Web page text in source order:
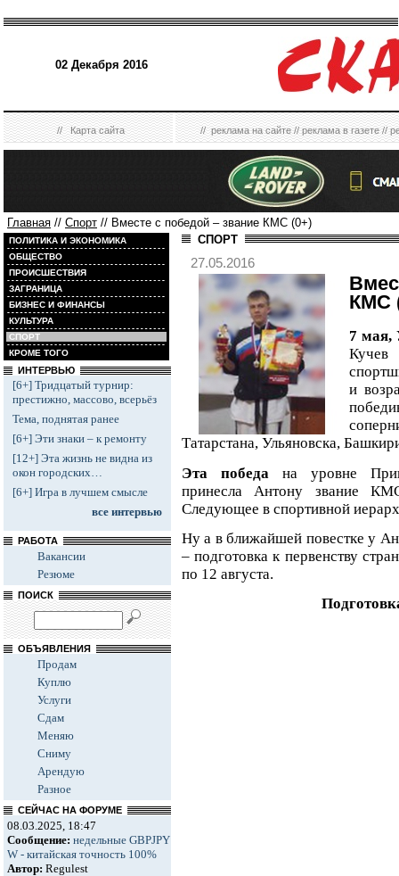
02 Декабря 2016
//Карта сайта //реклама на сайте//реклама в газете//
Главная // Спорт // Вместе с победой – звание КМС (0+)
ПОЛИТИКА И ЭКОНОМИКА
ОБЩЕСТВО
ПРОИСШЕСТВИЯ
ЗАГРАНИЦА
БИЗНЕС И ФИНАНСЫ
КУЛЬТУРА
СПОРТ
КРОМЕ ТОГО
ИНТЕРВЬЮ
[6+] Тридцатый турнир:
престижно, массово, всерьёз
Тема, поднятая ранее
[6+] Эти знаки – к ремонту
[12+] Эта жизнь не видна из
окон городских…
[6+] Игра в лучшем смысле
все интервью
РАБОТА
Вакансии
Резюме
ПОИСК
ОБЪЯВЛЕНИЯ
Продам
Куплю
Услуги
Сдам
Меняю
Сниму
Арендую
Разное
СЕЙЧАС НА ФОРУМЕ
08.03.2025, 18:47
Сообщение: недельные GBPJPY
W - китайская точность 100%
Автор: Regulest
СПОРТ
27.05.2016
КМС
7
и
Татарстана, Ульяновска,
Эта победа на уровне
принесла Антону звание
Следующее в спортивной
Ну а в ближайшей повестке у
– подготовка к первенству
по 12 августа.